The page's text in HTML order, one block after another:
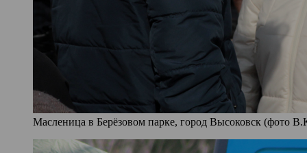
Масленица в Берёзовом парке, город Высоковск (фото